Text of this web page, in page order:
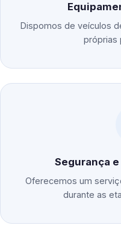
Dispomos de veículos
próprias
Segurança
Oferecemos um
durante as